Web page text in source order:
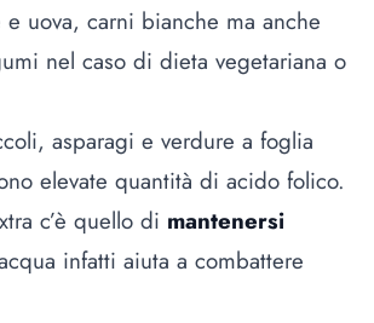
e uova, carni bianche ma anche
nel caso di dieta vegetariana o
asparagi e verdure a foglia
elevate quantità di acido folico.
c’è quello di mantenersi
infatti aiuta a combattere